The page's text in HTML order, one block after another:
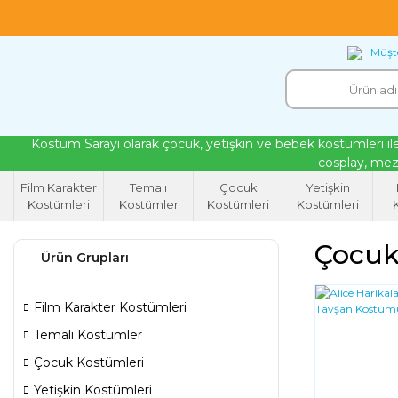
Kostüm Sarayı olarak çocuk, yetişkin ve bebek kostümleri
cosplay,
Film Karakter
Kostümleri
Temalı
Kostümler
Çocuk
Kostümleri
Yetişkin
Kostümleri
Ürün Grupları
Film Karakter Kostümleri
Temalı Kostümler
Çocuk Kostümleri
Yetişkin Kostümleri